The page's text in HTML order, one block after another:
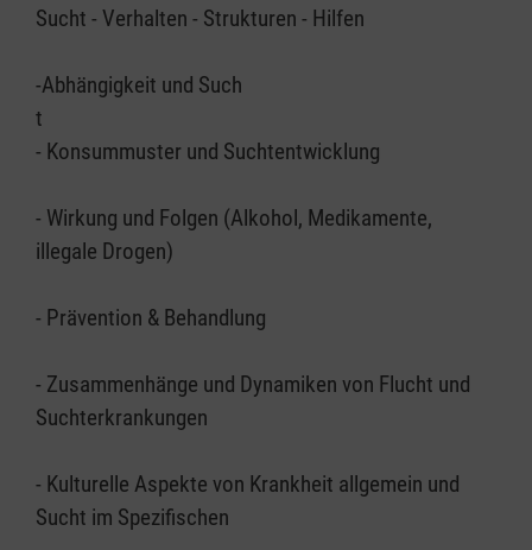
Sucht - Verhalten - Strukturen - Hilfen
-Abhängigkeit und Such
t
- Konsummuster und Suchtentwicklung
- Wirkung und Folgen (Alkohol, Medikamente,
illegale Drogen)
- Prävention & Behandlung
- Zusammenhänge und Dynamiken von Flucht und
Suchterkrankungen
- Kulturelle Aspekte von Krankheit allgemein und
Sucht im Spezifischen